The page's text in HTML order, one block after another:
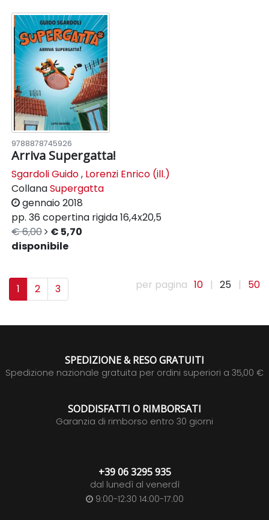
9788878745926
Arriva Supergatta!
Sgardoli Guido, Lorenzi Enrico (ill.)
CollanaSupergatta
gennaio 2018
pp. 36 copertina rigida16,4x20,5
€ 6,00
€ 5,70
disponibile
1 2 3 per pagina 10 | 25 | 50
SPEDIZIONE & RESO GRATUITI
Spedizione nazionale gratuita per ordini superiori a 35,00 €
SODDISFATTI O RIMBORSATI
Garanzia di rimborso entro 30 giorni
+39 06 3295 935
dal lunedì al venerdì
9:00-12:30 14:00-17:00